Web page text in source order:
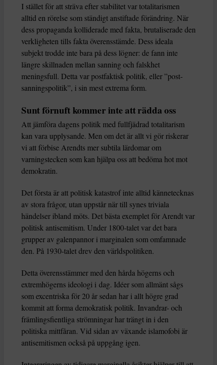
I stället för att sträva efter stabilitet var totalitarismen
alltid en rörelse som ständigt anstiftade förändring. När
dess propaganda kolliderade med fakta, brutaliserade den
verkligheten tills fakta överensstämde. Dess ideala
subjekt trodde inte bara på dess lögner: de fann inte
längre skillnaden mellan sanning och falskhet
meningsfull. Detta var postfaktisk politik, eller ”post-
sanningspolitik”, i sin mest extrema form.
Sunt förnuft kommer inte att rädda oss
Att jämföra dagens politik med fullfjädrad totalitarism
kan vara upplysande. Men om det är allt vi gör riskerar
vi att förbise Arendts mer subtila lärdomar om
varningstecken som kan hjälpa oss att bedöma hot mot
demokratin.
Det första är att politisk katastrof inte alltid kännetecknas
av stora frågor, utan uppstår när till synes triviala
händelser ibland möts. Det bästa exemplet för Arendt var
politisk antisemitism. Under 1800-talet var det bara
grupper av galenpannor i marginalen som omfamnade
den. På 1930-talet drev den världspolitiken.
Detta överensstämmer med den hårda högerns och
extremhögerns ideologi i dag. Idéer som allmänt sågs
som excentriska för 20 år sedan har i allt högre grad
kommit att forma demokratisk politik. Invandrar- och
främlingsfientliga strömningar har trängt in i den
politiska mittfåran. Vid sidan av växande islamofobi är
antisemitismen också på uppgång igen.